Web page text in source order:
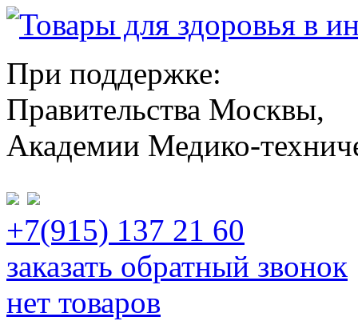
При поддержке:
Правительства Москвы,
Академии Медико-
+7(915) 137 21 60
заказать обратный звонок
нет товаров